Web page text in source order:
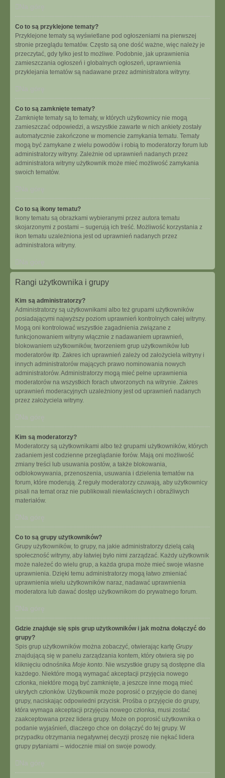
Co to są przyklejone tematy?
Przyklejone tematy są wyświetlane pod ogłoszeniami na pierwszej
stronie przeglądu tematów. Często są one dość ważne, więc należy je
przeczytać, gdy tylko jest to możliwe. Podobnie, jak uprawnienia
zamieszczania ogłoszeń i globalnych ogłoszeń, uprawnienia
przyklejania tematów są nadawane przez administratora witryny.
Co to są zamknięte tematy?
Zamknięte tematy są to tematy, w których użytkownicy nie mogą
zamieszczać odpowiedzi, a wszystkie zawarte w nich ankiety zostały
automatycznie zakończone w momencie zamykania tematu. Tematy
mogą być zamykane z wielu powodów i robią to moderatorzy forum lub
administratorzy witryny. Zależnie od uprawnień nadanych przez
administratora witryny użytkownik może mieć możliwość zamykania
swoich tematów.
Co to są ikony tematu?
Ikony tematu są obrazkami wybieranymi przez autora tematu
skojarzonymi z postami – sugerują ich treść. Możliwość korzystania z
ikon tematu uzależniona jest od uprawnień nadanych przez
administratora witryny.
Rangi użytkownika i grupy
Kim są administratorzy?
Administratorzy są użytkownikami albo też grupami użytkowników
posiadającymi najwyższy poziom uprawnień kontrolnych całej witryny.
Mogą oni kontrolować wszystkie zagadnienia związane z
funkcjonowaniem witryny włącznie z nadawaniem uprawnień,
blokowaniem użytkowników, tworzeniem grup użytkowników lub
moderatorów itp. Zakres ich uprawnień zależy od założyciela witryny i
innych administratorów mających prawo nominowania nowych
administratorów. Administratorzy mogą mieć pełne uprawnienia
moderatorów na wszystkich forach utworzonych na witrynie. Zakres
uprawnień moderacyjnych uzależniony jest od uprawnień nadanych
przez założyciela witryny.
Na górę
Kim są moderatorzy?
Moderatorzy są użytkownikami albo też grupami użytkowników, których
zadaniem jest codzienne przeglądanie forów. Mają oni możliwość
zmiany treści lub usuwania postów, a także blokowania,
odblokowywania, przenoszenia, usuwania i dzielenia tematów na
forum, które moderują. Z reguły moderatorzy czuwają, aby użytkownicy
pisali na temat oraz nie publikowali niewłaściwych i obraźliwych
materiałów.
Na górę
Co to są grupy użytkowników?
Grupy użytkowników, to grupy, na jakie administratorzy dzielą całą
społeczność witryny, aby łatwiej było nimi zarządzać. Każdy użytkownik
może należeć do wielu grup, a każda grupa może mieć swoje własne
uprawnienia. Dzięki temu administratorzy mogą łatwo zmieniać
uprawnienia wielu użytkowników naraz, nadawać uprawnienia
moderatora lub dawać dostęp użytkownikom do prywatnego forum.
Na górę
Gdzie znajduje się spis grup użytkowników i jak można dołączyć do
grupy?
Spis grup użytkowników można zobaczyć, otwierając kartę Grupy
znajdującą się w panelu zarządzania kontem, który otwiera się po
kliknięciu odnośnika Moje konto. Nie wszystkie grupy są dostępne dla
każdego. Niektóre mogą wymagać akceptacji przyjęcia nowego
członka, niektóre mogą być zamknięte, a jeszcze inne mogą mieć
ukrytych członków. Użytkownik może poprosić o przyjęcie do danej
grupy, naciskając odpowiedni przycisk. Prośba o przyjęcie do grupy,
która wymaga akceptacji przyjęcia nowego członka, musi zostać
zaakceptowana przez lidera grupy. Może on poprosić użytkownika o
podanie wyjaśnień, dlaczego chce on dołączyć do tej grupy. W
przypadku otrzymania negatywnej decyzji proszę nie nękać lidera
grupy pytaniami – widocznie miał on swoje powody.
Na górę